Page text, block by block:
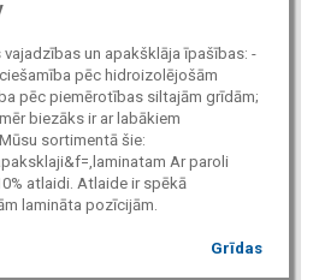
un apakšklāja īpašības: -
pēc hidroizolējošām
pēc piemērotības siltajām grīdām;
biezāks ir ar labākiem
sortimentā šie:
Ar paroli
atlaidi. Atlaide ir spēkā
lamināta pozīcijām.
Grīdas